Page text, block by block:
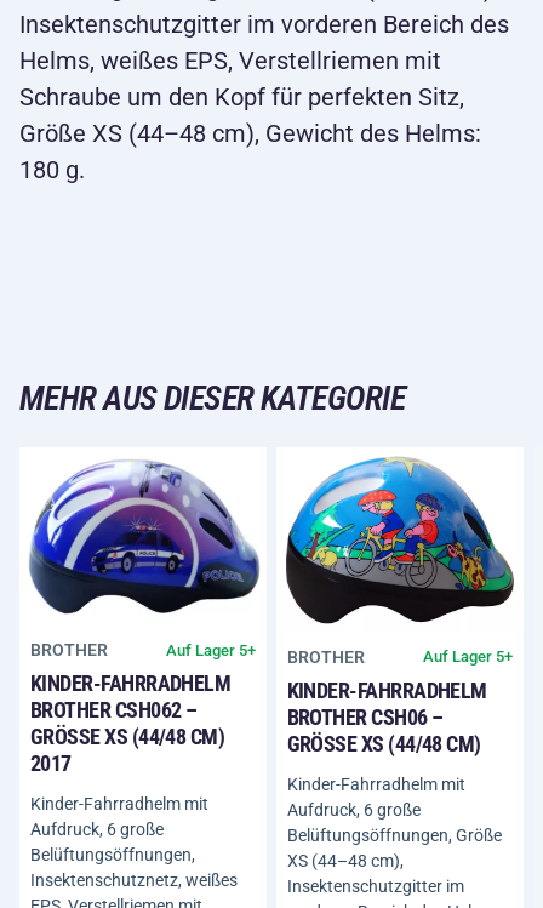
Insektenschutzgitter im vorderen Bereich des
Helms, weißes EPS, Verstellriemen mit
Schraube um den Kopf für perfekten Sitz,
Größe XS (44–48 cm), Gewicht des Helms:
180 g.
MEHR AUS DIESER KATEGORIE
BROTHER Auf Lager 5+
KINDER-FAHRRADHELM
BROTHER CSH062 –
GRÖSSE XS (44/48 CM) 2
017
Kinder-Fahrradhelm mit
Aufdruck, 6 große
Belüftungsöffnungen,
Insektenschutznetz, weißes
BROTHER Auf Lager 5+
KINDER-FAHRRADHELM
BROTHER CSH06 –
GRÖSSE XS (44/48 CM)
Kinder-Fahrradhelm mit
Aufdruck, 6 große
Belüftungsöffnungen, Größe
XS (44–48 cm),
Insektenschutzgitter im